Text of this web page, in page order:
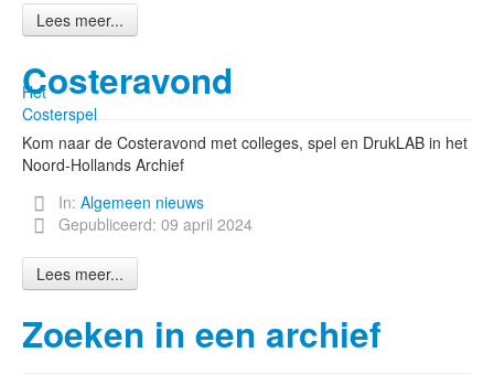
Lees meer...
Het
Costerspel
Costeravond
Kom naar de Costeravond met colleges, spel en DrukLAB in het
Noord-Hollands Archief
In: Algemeen nieuws
Gepubliceerd: 09 april 2024
Lees meer...
Zoeken in een archief